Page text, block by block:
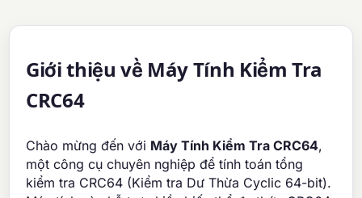
Giới thiệu về Máy Tính Kiểm Tra
CRC64
Chào mừng đến với Máy Tính Kiểm Tra CRC64,
một công cụ chuyên nghiệp để tính toán tổng
kiểm tra CRC64 (Kiểm tra Dư Thừa Cyclic 64-bit).